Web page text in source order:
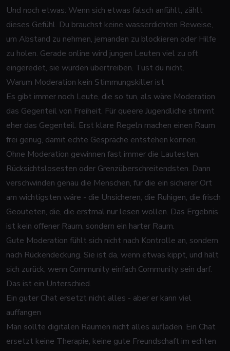
Und noch etwas: Wenn sich etwas falsch anfühlt, zählt
dieses Gefühl. Du brauchst keine wasserdichten Beweise,
um Abstand zu nehmen, jemanden zu blockieren oder Hilfe
zu holen. Gerade online wird jungen Leuten viel zu oft
eingeredet, sie würden übertreiben. Tust du nicht.
Warum Moderation kein Stimmungskiller ist
Es gibt immer noch Leute, die so tun, als wäre Moderation
das Gegenteil von Freiheit. Für queere Jugendliche stimmt
eher das Gegenteil. Erst klare Regeln machen einen Raum
frei genug, damit echte Gespräche entstehen können.
Ohne Moderation gewinnen fast immer die Lautesten,
Rücksichtslosesten oder Grenzüberschreitendsten. Dann
verschwinden genau die Menschen, für die ein sicherer Ort
am wichtigsten wäre - die Unsicheren, die Ruhigen, die frisch
Geouteten, die, die erstmal nur lesen wollen. Das Ergebnis
ist kein offener Raum, sondern ein harter Raum.
Gute Moderation fühlt sich nicht nach Kontrolle an, sondern
nach Rückendeckung. Sie ist da, wenn etwas kippt, und hält
sich zurück, wenn Community einfach Community sein darf.
Das ist ein Unterschied.
Ein guter Chat ersetzt nicht alles - aber er kann viel
auffangen
Man sollte digitalen Räumen nicht alles aufladen. Ein Chat
ersetzt keine Therapie, keine gute Freundschaft im echten